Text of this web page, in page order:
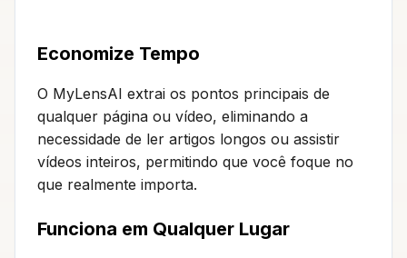
Economize Tempo
O MyLensAI extrai os pontos principais de
qualquer página ou vídeo, eliminando a
necessidade de ler artigos longos ou assistir
vídeos inteiros, permitindo que você foque no
que realmente importa.
Funciona em Qualquer Lugar